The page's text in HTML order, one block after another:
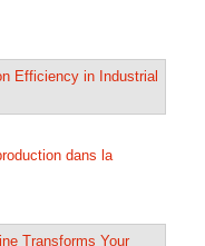
dans la